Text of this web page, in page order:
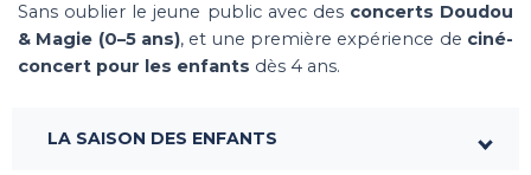
Sans oublier le jeune public avec des concerts Doudou
& Magie (0–5 ans), et une première expérience de ciné-
concert pour les enfants dès 4 ans.
LA SAISON DES ENFANTS